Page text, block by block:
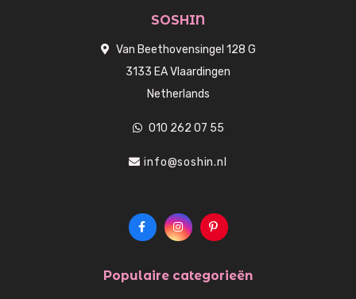
SOSHIN
Van Beethovensingel 128 G
3133 EA Vlaardingen
Netherlands
010 262 07 55
info@soshin.nl
Populaire categorieën